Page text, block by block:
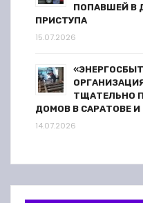
ПОПАВШЕЙ В
ПРИСТУПА
15.07.2026
ТЩАТЕЛЬНО
ДОМОВ В САРАТОВЕ И
14.07.2026